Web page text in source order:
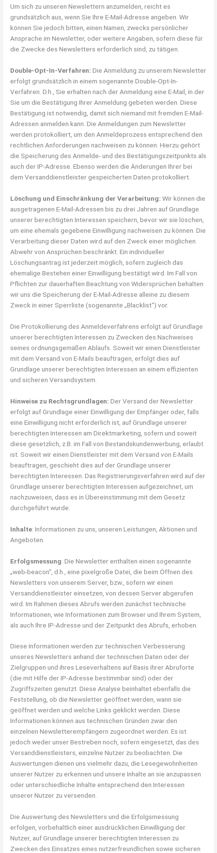
Um sich zu unseren Newslettern anzumelden, reicht es
grundsätzlich aus, wenn Sie Ihre E-Mail-Adresse angeben. Wir
können Sie jedoch bitten, einen Namen, zwecks persönlicher
Ansprache im Newsletter, oder weitere Angaben, sofern diese für
die Zwecke des Newsletters erforderlich sind, zu tätigen.
Double-Opt-In-Verfahren: Die Anmeldung zu unserem Newsletter
erfolgt grundsätzlich in einem sogenannte Double-Opt-In-
Verfahren. D.h., Sie erhalten nach der Anmeldung eine E-Mail, in der
Sie um die Bestätigung Ihrer Anmeldung gebeten werden. Diese
Bestätigung ist notwendig, damit sich niemand mit fremden E-Mail-
Adressen anmelden kann. Die Anmeldungen zum Newsletter
werden protokolliert, um den Anmeldeprozess entsprechend den
rechtlichen Anforderungen nachweisen zu können. Hierzu gehört
die Speicherung des Anmelde- und des Bestätigungszeitpunkts als
auch der IP-Adresse. Ebenso werden die Änderungen Ihrer bei
dem Versanddienstleister gespeicherten Daten protokolliert.
Löschung und Einschränkung der Verarbeitung:Wir können die
ausgetragenen E-Mail-Adressen bis zu drei Jahren auf Grundlage
unserer berechtigten Interessen speichern, bevor wir sie löschen,
um eine ehemals gegebene Einwilligung nachweisen zu können. Die
Verarbeitung dieser Daten wird auf den Zweck einer möglichen
Abwehr von Ansprüchen beschränkt. Ein individueller
Löschungsantrag ist jederzeit möglich, sofern zugleich das
ehemalige Bestehen einer Einwilligung bestätigt wird. Im Fall von
Pflichten zur dauerhaften Beachtung von Widersprüchen behalten
wir uns die Speicherung der E-Mail-Adresse alleine zu diesem
Zweck in einer Sperrliste (sogenannte „Blacklist“) vor.
Die Protokollierung des Anmeldeverfahrens erfolgt auf Grundlage
unserer berechtigten Interessen zu Zwecken des Nachweises
seines ordnungsgemäßen Ablaufs. Soweit wir einen Dienstleister
mit dem Versand von E-Mails beauftragen, erfolgt dies auf
Grundlage unserer berechtigten Interessen an einem effizienten
und sicheren Versandsystem.
Hinweise zu Rechtsgrundlagen: Der Versand der Newsletter
erfolgt auf Grundlage einer Einwilligung der Empfänger oder, falls
eine Einwilligung nicht erforderlich ist, auf Grundlage unserer
berechtigten Interessen am Direktmarketing, sofern und soweit
diese gesetzlich, z.B. im Fall von Bestandskundenwerbung, erlaubt
ist. Soweit wir einen Dienstleister mit dem Versand von E-Mails
beauftragen, geschieht dies auf der Grundlage unserer
berechtigten Interessen. Das Registrierungsverfahren wird auf der
Grundlage unserer berechtigten Interessen aufgezeichnet, um
nachzuweisen, dass es in Übereinstimmung mit dem Gesetz
durchgeführt wurde.
Inhalte: Informationen zu uns, unseren Leistungen, Aktionen und
Angeboten.
Erfolgsmessung: Die Newsletter enthalten einen sogenannte
„web-beacon“, d.h., eine pixelgroße Datei, die beim Öffnen des
Newsletters von unserem Server, bzw., sofern wir einen
Versanddienstleister einsetzen, von dessen Server abgerufen
wird. Im Rahmen dieses Abrufs werden zunächst technische
Informationen, wie Informationen zum Browser und Ihrem System,
als auch Ihre IP-Adresse und der Zeitpunkt des Abrufs, erhoben.
Diese Informationen werden zur technischen Verbesserung
unseres Newsletters anhand der technischen Daten oder der
Zielgruppen und ihres Leseverhaltens auf Basis ihrer Abruforte
(die mit Hilfe der IP-Adresse bestimmbar sind) oder der
Zugriffszeiten genutzt. Diese Analyse beinhaltet ebenfalls die
Feststellung, ob die Newsletter geöffnet werden, wann sie
geöffnet werden und welche Links geklickt werden. Diese
Informationen können aus technischen Gründen zwar den
einzelnen Newsletterempfängern zugeordnet werden. Es ist
jedoch weder unser Bestreben noch, sofern eingesetzt, das des
Versanddienstleisters, einzelne Nutzer zu beobachten. Die
Auswertungen dienen uns vielmehr dazu, die Lesegewohnheiten
unserer Nutzer zu erkennen und unsere Inhalte an sie anzupassen
oder unterschiedliche Inhalte entsprechend den Interessen
unserer Nutzer zu versenden.
Die Auswertung des Newsletters und die Erfolgsmessung
erfolgen, vorbehaltlich einer ausdrücklichen Einwilligung der
Nutzer, auf Grundlage unserer berechtigten Interessen zu
Zwecken des Einsatzes eines nutzerfreundlichen sowie sicheren